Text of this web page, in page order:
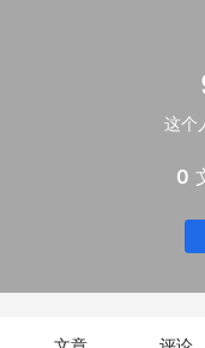
这个
0